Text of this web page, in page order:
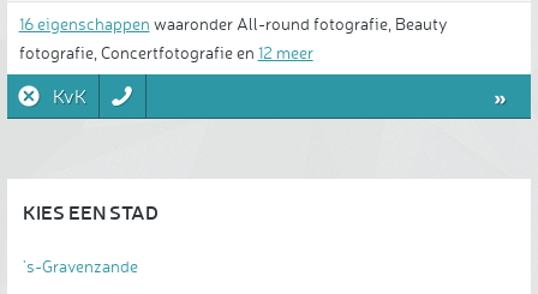
16 eigenschappen waaronder All-round fotografie, Beauty
fotografie, Concertfotografie en 12 meer
KvK »
KIES EEN STAD
's-Gravenzande